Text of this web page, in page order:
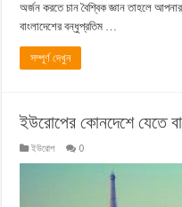
অর্জন করতে চান বৈশ্বিক জ্ঞান তাহলে
বাংলাদেশের বন্ধুপ্রতিম …
সম্পূর্ণ দেখুন
ইউরোপের কোনদেশে যেতে
ইউরোপ 0